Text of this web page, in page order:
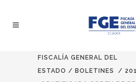
FISCALÍA GENERAL DEL
ESTADO / BOLETINES /